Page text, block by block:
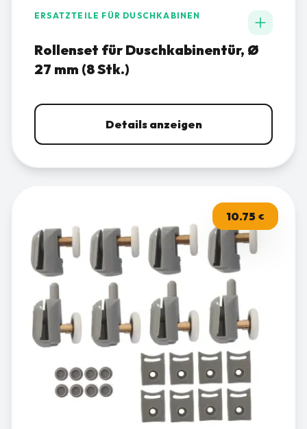
ERSATZTEILE FÜR DUSCHKABINEN
Rollenset für Duschkabinentür, Ø
27 mm (8 Stk.)
Details anzeigen
10.75 €